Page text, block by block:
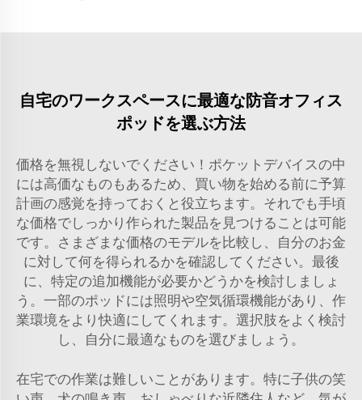
自宅のワークスペースに最適な防音オフィス
ポッドを選ぶ方法
価格を無視しないでください！ポケットデバイスの中
には高価なものもあるため、買い物を始める前に予算
計画の感覚を持っておくと役立ちます。それでも手頃
な価格でしっかり作られた製品を見つけることは可能
です。さまざまな価格のモデルを比較し、自分のお金
に対して何を得られるかを確認してください。最後
に、特定の追加機能が必要かどうかを検討しましょ
う。一部のポッドには照明や空気循環機能があり、作
業環境をより快適にしてくれます。選択肢をよく検討
し、自分に最適なものを選びましょう。
在宅での作業は難しいことがあります。特に子供の笑